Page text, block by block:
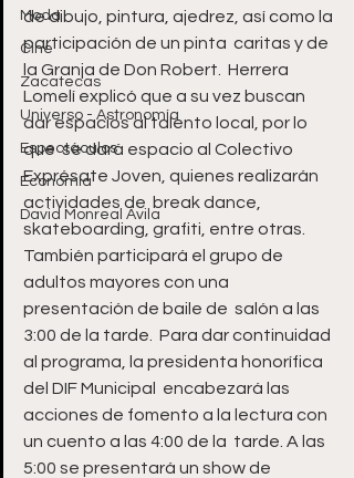
Moda
Cine
Zacatecas
Universo - Astronomía
Espectáculos
Economía
David Monreal Ávila
de dibujo, pintura, ajedrez, así como la
participación de un pinta  caritas y de
la Granja de Don Robert.  Herrera
Lomelí explicó que a su vez buscan
dar espacios al talento local, por lo
que  se dará espacio al Colectivo
Exprésate Joven, quienes realizarán
actividades de  break dance,
skateboarding, grafiti, entre otras.
También participará el grupo de
adultos mayores con una
presentación de baile de  salón a las
3:00 de la tarde.  Para dar continuidad
al programa, la presidenta honorífica
del DIF Municipal  encabezará las
acciones de fomento a la lectura con
un cuento a las 4:00 de la  tarde. A las
5:00 se presentará un show de